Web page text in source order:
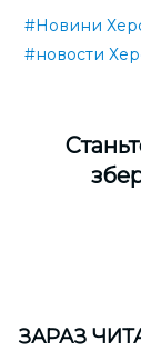
#Новини
#новости
ЗАРАЗ